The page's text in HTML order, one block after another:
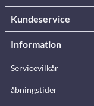
Kundeservice
Information
Servicevilkår
åbningstider